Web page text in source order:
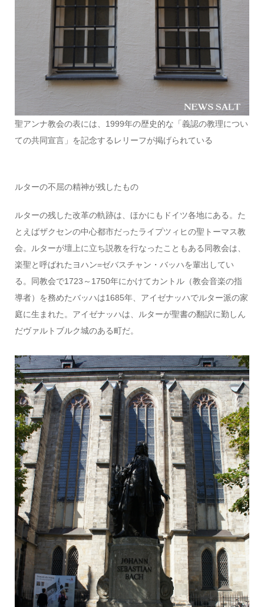
聖アンナ教会の表には、1999年の歴史的な「義認の教理につい
ての共同宣言」を記念するレリーフが掲げられている
ルターの不屈の精神が残したもの
ルターの残した改革の軌跡は、ほかにもドイツ各地にある。た
とえばザクセンの中心都市だったライプツィヒの聖トーマス教
会。ルターが壇上に立ち説教を行なったこともある同教会は、
楽聖と呼ばれたヨハン=ゼバスチャン・バッハを輩出してい
る。同教会で1723～1750年にかけてカントル（教会音楽の指
導者）を務めたバッハは1685年、アイゼナッハでルター派の家
庭に生まれた。アイゼナッハは、ルターが聖書の翻訳に勤しん
だヴァルトブルク城のある町だ。